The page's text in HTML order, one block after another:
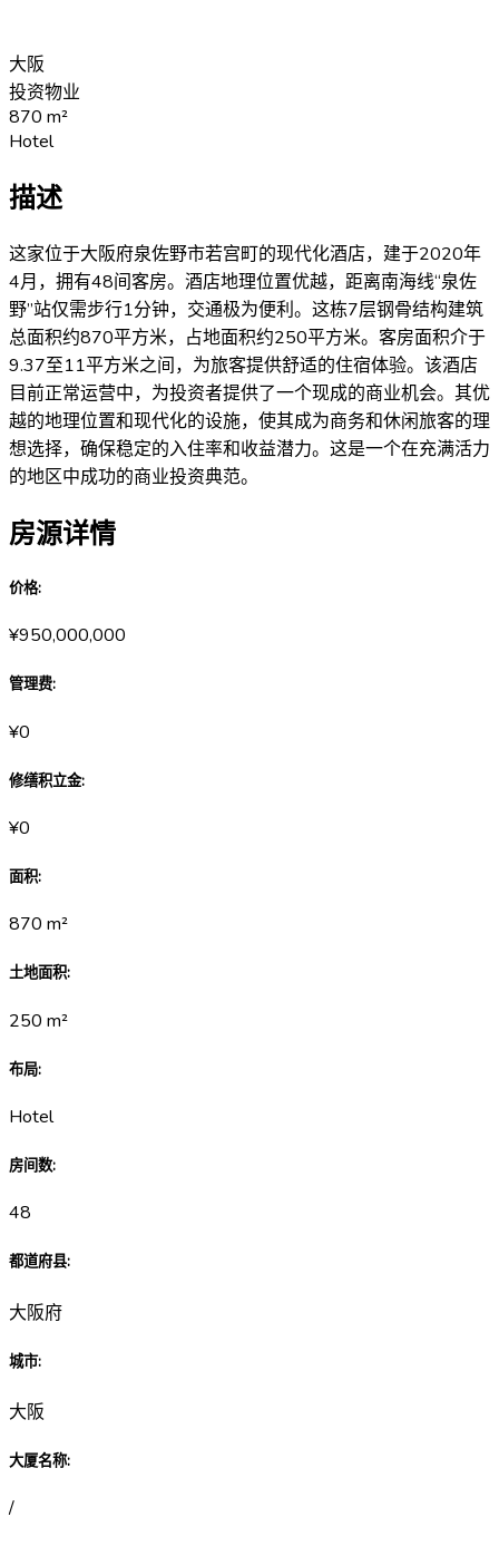
大阪
投资物业
870 m²
Hotel
描述
这家位于大阪府泉佐野市若宫町的现代化酒店，建于2020年
4月，拥有48间客房。酒店地理位置优越，距离南海线“泉佐
野”站仅需步行1分钟，交通极为便利。这栋7层钢骨结构建筑
总面积约870平方米，占地面积约250平方米。客房面积介于
9.37至11平方米之间，为旅客提供舒适的住宿体验。该酒店
目前正常运营中，为投资者提供了一个现成的商业机会。其优
越的地理位置和现代化的设施，使其成为商务和休闲旅客的理
想选择，确保稳定的入住率和收益潜力。这是一个在充满活力
的地区中成功的商业投资典范。
房源详情
价格:
¥950,000,000
管理费:
¥0
修缮积立金:
¥0
面积:
870 m²
土地面积:
250 m²
布局:
Hotel
房间数:
48
都道府县:
大阪府
城市:
大阪
大厦名称:
/